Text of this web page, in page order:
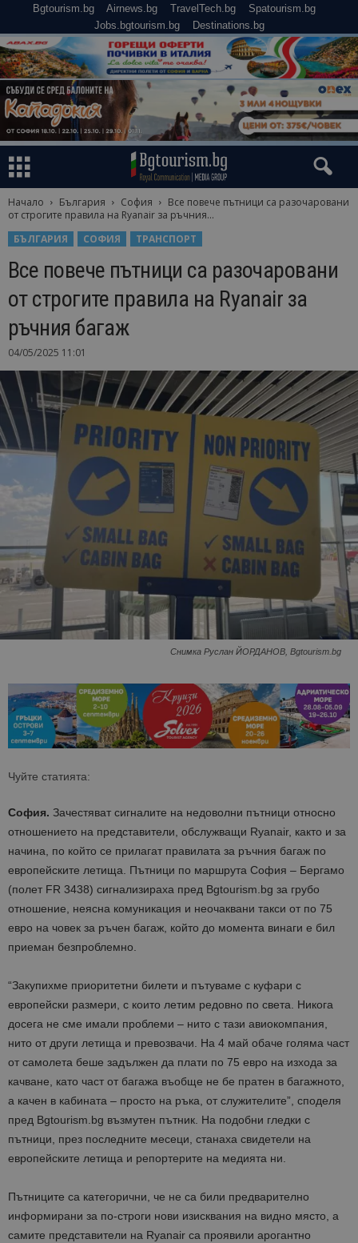
Bgtourism.bg Airnews.bg TravelTech.bg
Spatourism.bg
Jobs.bgtourism.bg
Destinations.bg
Начало България София
Все повече пътници са разочаровани
от строгите правила на Ryanair за ръчния...
БЪЛГАРИЯ
СОФИЯ ТРАНСПОРТ
Все повече пътници са разочаровани
от строгите правила на Ryanair за
ръчния багаж
04/05/2025 11:01
Снимка Руслан ЙОРДАНОВ, Bgtourism.bg
Чуйте статията:
София. Зачестяват сигналите на недоволни пътници относно
отношението на представители, обслужващи Ryanair, както и за
начина, по който се прилагат правилата за ръчния багаж по
европейските летища. Пътници по маршрута София – Бергамо
(полет FR 3438) сигнализираха пред Bgtourism.bg за грубо
отношение, неясна комуникация и неочаквани такси от по 75
евро на човек за ръчен багаж, който до момента винаги е бил
приеман безпроблемно.
“Закупихме приоритетни билети и пътуваме с куфари с
европейски размери, с които летим редовно по света. Никога
досега не сме имали проблеми – нито с тази авиокомпания,
нито от други летища и превозвачи. На 4 май обаче голяма част
от самолета беше задължен да плати по 75 евро на изхода за
качване, като част от багажа въобще не бе пратен в багажното,
а качен в кабината – просто на ръка, от служителите”, споделя
пред Bgtourism.bg възмутен пътник. На подобни гледки с
пътници, през последните месеци, станаха свидетели на
европейските летища и репортерите на медията ни.
Пътниците са категорични, че не са били предварително
информирани за по-строги нови изисквания на видно място, а
самите представители на Ryanair са проявили арогантно